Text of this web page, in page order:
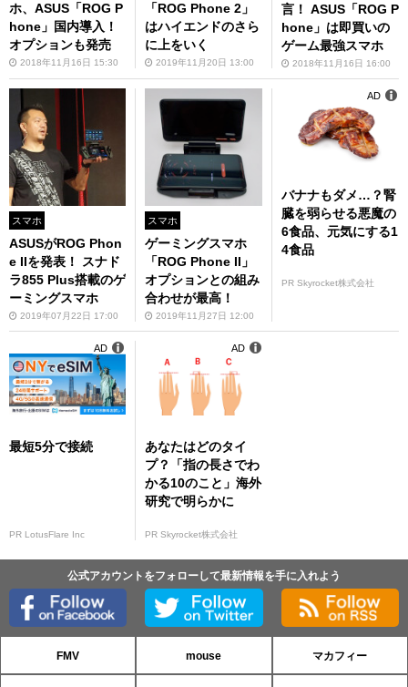
ホ、ASUS「ROG P
hone」国内導入！
オプションも発売
2018年11月16日 15:30
「ROG Phone 2」
はハイエンドのさら
に上をいく
2019年11月20日 13:00
言！ ASUS「ROG P
hone」は即買いの
ゲーム最強スマホ
2018年11月16日 16:00
スマホ
ASUSがROG Phon
e IIを発表！ スナド
ラ855 Plus搭載のゲ
ーミングスマホ
2019年07月22日 17:00
スマホ
ゲーミングスマホ
「ROG Phone II」
オプションとの組み
合わせが最高！
2019年11月27日 12:00
バナナもダメ…？腎
臓を弱らせる悪魔の
6食品、元気にする1
4食品
PR Skyrocket株式会社
AD
最短5分で接続
PR LotusFlare Inc
AD
あなたはどのタイ
プ？「指の長さでわ
かる10のこと」海外
研究で明らかに
PR Skyrocket株式会社
AD
公式アカウントをフォローして最新情報を手に入れよう
FMV mouse マカフィー